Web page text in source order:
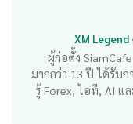
XM Legend
ผู้ก่อตั้ง
มากกว่า 13 ปี ได้รับก
รู้ Forex, ไอที, AI แ